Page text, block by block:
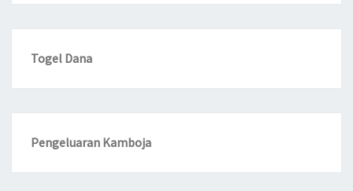
Togel Dana
Pengeluaran Kamboja